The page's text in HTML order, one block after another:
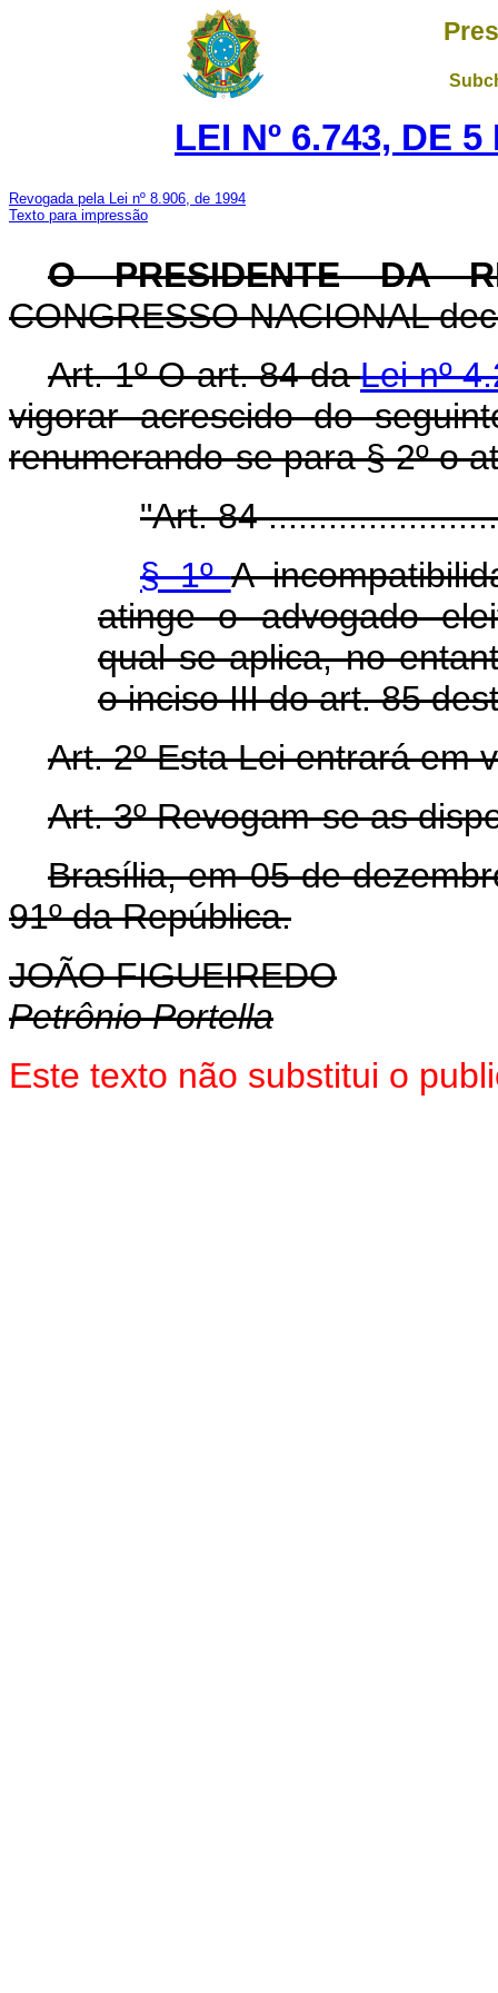
LEI Nº 6.743, DE
Revogada pela Lei nº 8.906, de 1994
Texto para impressão
O PRESIDENTE DA
CONGRESSO NACIONAL
Art. 1º O art. 84 daLei nº
vigorar acrescido do
renumerando-se para § 2º o
"Art. 84
§ 1ºA
atinge o advogado
qual se aplica, no
o inciso III do art. 85
Art. 2º Esta Lei entrará em
Art. 3º Revogam-se as
Brasília, em 05 de
91º da República.
JOÃO FIGUEIREDO
Petrônio Portella
Este texto não substitui o